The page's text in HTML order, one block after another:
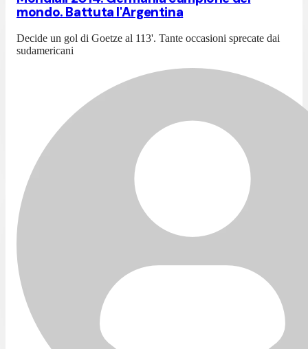
mondo. Battuta l'Argentina
Decide un gol di Goetze al 113'. Tante occasioni sprecate dai
sudamericani